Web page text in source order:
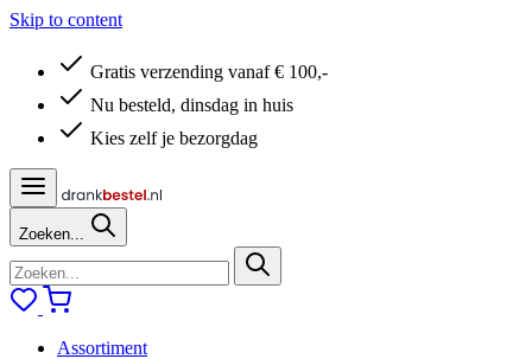
Skip to content
Gratis verzending vanaf € 100,-
Nu besteld, dinsdag in huis
Kies zelf je bezorgdag
Zoeken...
Assortiment